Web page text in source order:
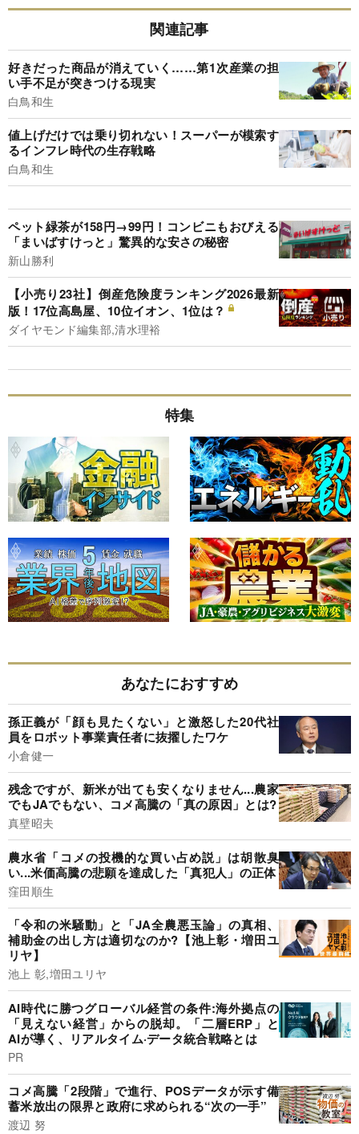
関連記事
好きだった商品が消えていく……第1次産業の担
い手不足が突きつける現実
白鳥和生
値上げだけでは乗り切れない！スーパーが模索す
るインフレ時代の生存戦略
白鳥和生
ペット緑茶が158円→99円！コンビニもおびえる
「まいばすけっと」驚異的な安さの秘密
新山勝利
【小売り23社】倒産危険度ランキング2026最新
版！17位高島屋、10位イオン、1位は？
ダイヤモンド編集部,清水理裕
特集
あなたにおすすめ
孫正義が「顔も見たくない」と激怒した20代社
員をロボット事業責任者に抜擢したワケ
小倉健一
残念ですが、新米が出ても安くなりません...農家
でもJAでもない、コメ高騰の「真の原因」とは?
真壁昭夫
農水省「コメの投機的な買い占め説」は胡散臭
い...米価高騰の悲願を達成した「真犯人」の正体
窪田順生
「令和の米騒動」と「JA全農悪玉論」の真相、
補助金の出し方は適切なのか?【池上彰・増田ユ
リヤ】
池上 彰,増田ユリヤ
AI時代に勝つグローバル経営の条件:海外拠点の
「見えない経営」からの脱却。「二層ERP」と
AIが導く、リアルタイム·データ統合戦略とは
PR
コメ高騰「2段階」で進行、POSデータが示す備
蓄米放出の限界と政府に求められる“次の一手”
渡辺 努